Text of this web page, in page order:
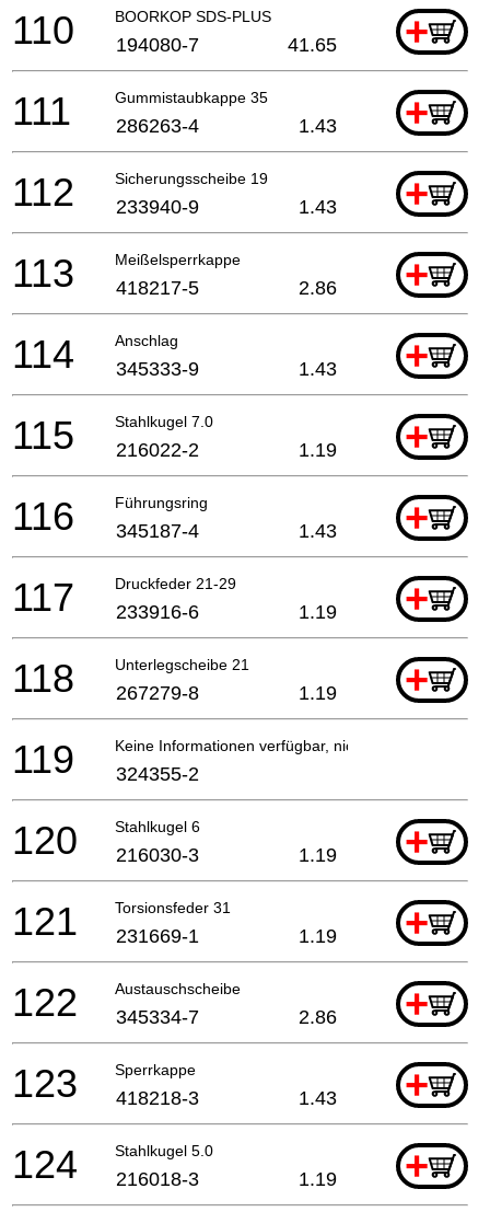
BOORKOP SDS-PLUS +
110 194080-7 41.65
Gummistaubkappe 35 +
111 286263-4 1.43
Sicherungsscheibe 19 +
112 233940-9 1.43
Meißelsperrkappe +
113 418217-5 2.86
Anschlag +
114 345333-9 1.43
Stahlkugel 7.0 +
115 216022-2 1.19
Führungsring +
116 345187-4 1.43
Druckfeder 21-29 +
117 233916-6 1.19
Unterlegscheibe 21 +
118 267279-8 1.19
Keine Informationen verfügbar, nicht bestellbar
119 324355-2
Stahlkugel 6 +
120 216030-3 1.19
Torsionsfeder 31 +
121 231669-1 1.19
Austauschscheibe +
122 345334-7 2.86
Sperrkappe +
123 418218-3 1.43
Stahlkugel 5.0 +
124 216018-3 1.19